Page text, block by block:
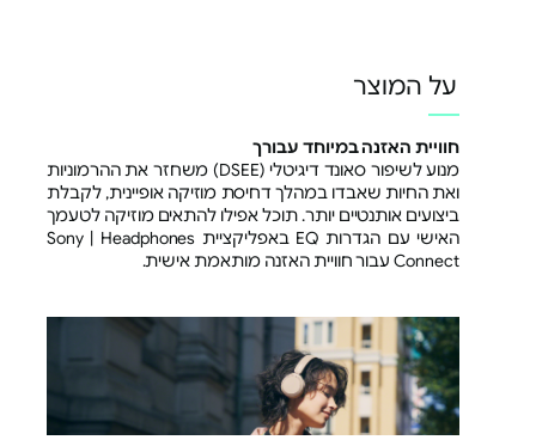
על המוצר
חוויית האזנה במיוחד עבורך
מנוע לשיפור סאונד דיגיטלי (DSEE) משחזר את ההרמוניות
ואת החיות שאבדו במהלך דחיסת מוזיקה אופיינית, לקבלת
ביצועים אותנטיים יותר. תוכל אפילו להתאים מוזיקה לטעמך
האישי עם הגדרות EQ באפליקציית Sony | Headphones
Connect עבור חוויית האזנה מותאמת אישית.